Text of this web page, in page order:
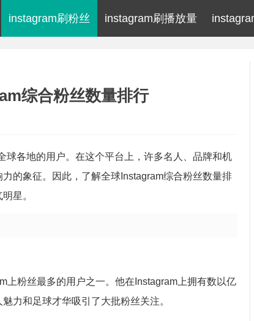
instagram刷粉丝 instagram刷播放量
综合粉丝数量排行
各地的用户。在这个平台上，许多名人、品牌和机
的象征。因此，了解全球Instagram综合粉丝数量排
星。
粉丝最多的用户之一。他在Instagram上拥有数以亿
力和足球才华吸引了大批粉丝关注。